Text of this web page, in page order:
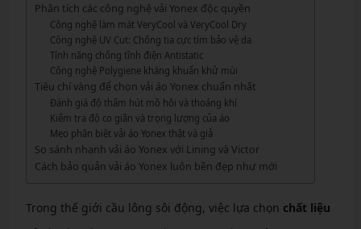
Phân tích các công nghệ vải Yonex độc quyền
Công nghệ làm mát VeryCool và VeryCool Dry
Công nghệ UV Cut: Chống tia cực tím bảo vệ da
Tính năng chống tĩnh điện Antistatic
Công nghệ Polygiene kháng khuẩn khử mùi
Tiêu chí vàng để chọn vải áo Yonex chuẩn nhất
Đánh giá độ thấm hút mồ hôi và thoáng khí
Kiểm tra độ co giãn và trọng lượng của áo
Mẹo phân biệt vải áo Yonex thật và giả
So sánh nhanh vải áo Yonex với Lining và Victor
Cách bảo quản vải áo Yonex luôn bền đẹp như mới
Trong thế giới cầu lông sôi động, việc lựa chọn chất liệu